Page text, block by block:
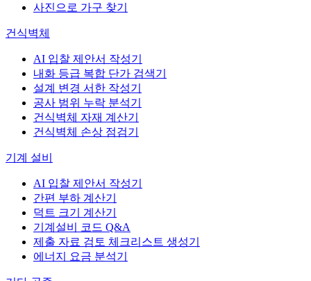
사진으로 가구 찾기
건식벽체
AI 입찰 제안서 작성기
내화 등급 복합 단가 검색기
설계 변경 서한 작성기
공사 범위 누락 분석기
건식벽체 자재 계산기
건식벽체 손상 점검기
기계 설비
AI 입찰 제안서 작성기
간편 부하 계산기
덕트 크기 계산기
기계설비 코드 Q&A
제출 자료 검토 체크리스트 생성기
에너지 요금 분석기